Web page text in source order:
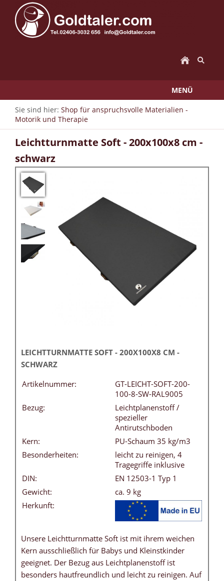
MENÜ
Sie sind hier: Shop für anspruchsvolle Materialien -
Motorik und Therapie
Leichtturnmatte Soft - 200x100x8 cm -
schwarz
LEICHTTURNMATTE SOFT - 200X100X8 CM -
SCHWARZ
Artikelnummer:
GT-LEICHT-SOFT-200-
100-8-SW-RAL9005
Bezug:
Leichtplanenstoff /
spezieller
Antirutschboden
Kern:
PU-Schaum 35 kg/m3
Besonderheiten:
leicht zu reinigen, 4
Tragegriffe inklusive
DIN:
EN 12503-1 Typ 1
Gewicht:
ca. 9 kg
Herkunft:
Unsere Leichtturnmatte Soft ist mit ihrem weichen
Kern ausschließlich für Babys und Kleinstkinder
geeignet. Der Bezug aus Leichtplanenstoff ist
besonders hautfreundlich und leicht zu reinigen. Auf